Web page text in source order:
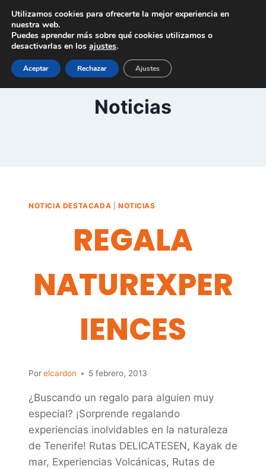
contenido
Noticias
NOTICIA DESTACADA NOTICIAS
REGALA
NATUREXPER
IENCES
Porelcardon 5 febrero, 2013
¿Buscando un regalo para alguien muy
especial? ¡Sorprende regalando
experiencias inolvidables en la naturaleza
de Tenerife! Rutas DELICATESEN, Kayak de
mar, Experiencias Volcánicas, Rutas de
Utilizamos cookies para ofrecerte la mejor experiencia en
nuestra web.
Puedes aprender más sobre qué cookies utilizamos o
desactivarlas en los ajustes.
Aceptar Rechazar Ajustes